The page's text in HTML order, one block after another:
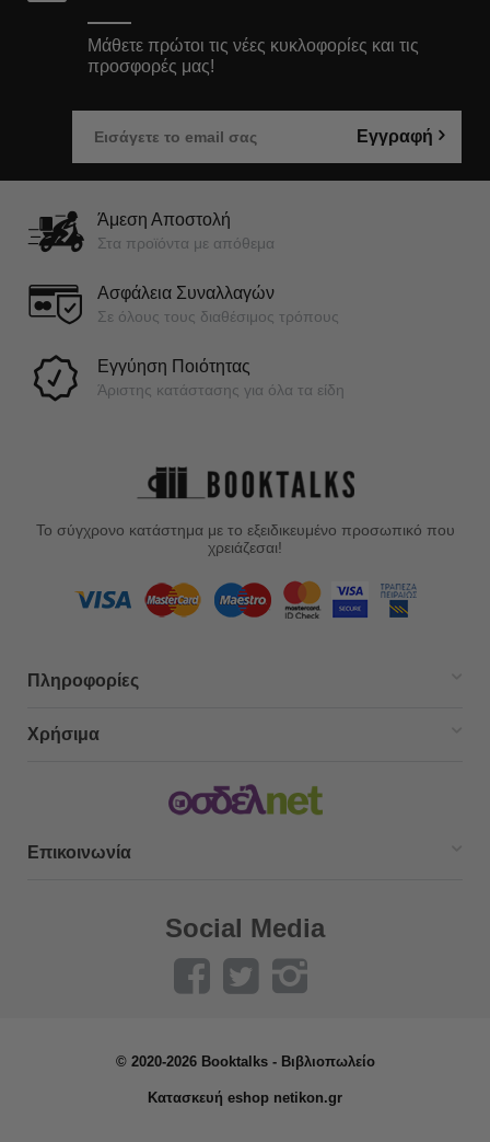
Μάθετε πρώτοι τις νέες κυκλοφορίες και τις
προσφορές μας!
Εγγραφή
Άμεση Αποστολή
Στα προϊόντα με απόθεμα
Ασφάλεια Συναλλαγών
Σε όλους τους διαθέσιμος τρόπους
Εγγύηση Ποιότητας
Άριστης κατάστασης για όλα τα είδη
Το σύγχρονο κατάστημα με το εξειδικευμένο προσωπικό που
χρειάζεσαι!
Πληροφορίες
Χρήσιμα
Επικοινωνία
Social Media
© 2020-2026 Booktalks - Βιβλιοπωλείο
Κατασκευή eshop netikon.gr